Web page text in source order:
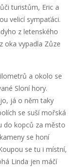
turistům, Eric a
velicí sympaťáci.
z letenského
oka vypadla Zůze
a okolo se
Sloní hory.
já o něm taky
se suší mořská
do kopců za město
se honí
se tu i místní,
Linda jen máčí